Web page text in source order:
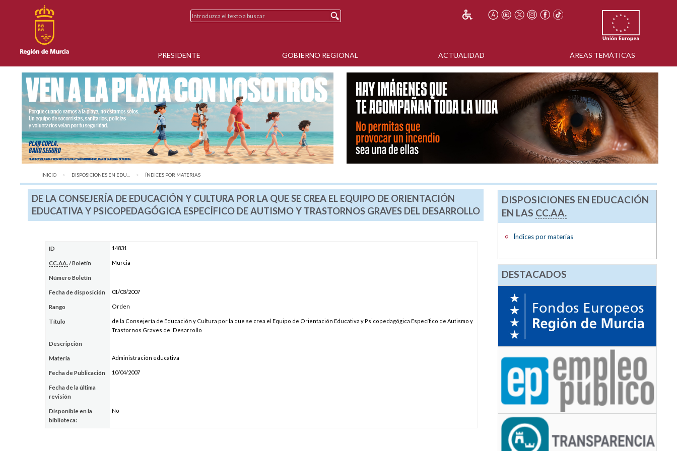
PRESIDENTE GOBIERNO REGIONAL ACTUALIDAD ÁREAS TEMÁTICAS
INICIO DISPOSICIONES EN EDU... AQUÍ:
ÍNDICES POR MATERIAS
DE LA CONSEJERÍA DE EDUCACIÓN Y CULTURA POR LA QUE SE CREA EL EQUIPO DE ORIENTACIÓN
EDUCATIVA Y PSICOPEDAGÓGICA ESPECÍFICO DE AUTISMO Y TRASTORNOS GRAVES DEL DESARROLLO
ID 14831
CC.AA. / Boletín Murcia
Número Boletín
Fecha de disposición 01/03/2007
Rango Orden
Título
de la Consejería de Educación y Cultura por la que se crea el Equipo de Orientación Educativa y Psicopedagógica Específico de Autismo y
Trastornos Graves del Desarrollo
Descripción
Materia Administración educativa
Fecha de Publicación 10/04/2007
Fecha de la última
revisión
Disponible en la
biblioteca:
No
DISPOSICIONES EN EDUCACIÓN
EN LAS CC.AA.
Índices por materias
DESTACADOS